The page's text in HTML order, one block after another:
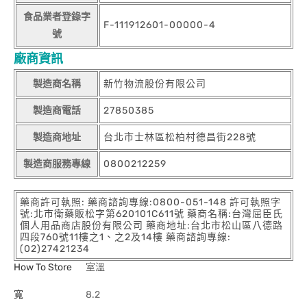
食品業者登錄字
號
F-111912601-00000-4
廠商資訊
製造商名稱 新竹物流股份有限公司
製造商電話 27850385
製造商地址 台北市士林區松柏村德昌街228號
製造商服務專線 0800212259
藥商許可執照: 藥商諮詢專線:0800-051-148 許可執照字
號:北市衛藥販松字第620101C611號 藥商名稱:台灣屈臣氏
個人用品商店股份有限公司 藥商地址:台北市松山區八德路
四段760號11樓之1、之2及14樓 藥商諮詢專線:
(02)27421234
How To Store
室溫
寬 8.2